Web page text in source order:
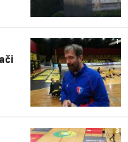
1
3